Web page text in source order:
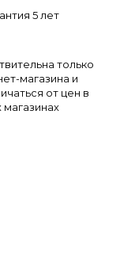
5 лет
только
магазина и
от цен в